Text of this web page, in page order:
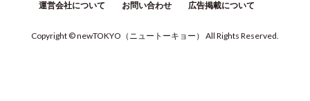
運営会社について お問い合わせ 広告掲載について
Copyright © newTOKYO （ ニュートーキョー ） All Rights Reserved.